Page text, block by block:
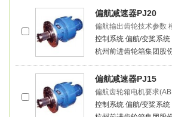
偏航减速器PJ20
偏航输出齿轮技术参数
控制系统 偏航/变桨系统
杭州前进齿轮箱集团股
偏航减速器PJ15
偏航齿轮箱电机要求
控制系统 偏航/变桨系统